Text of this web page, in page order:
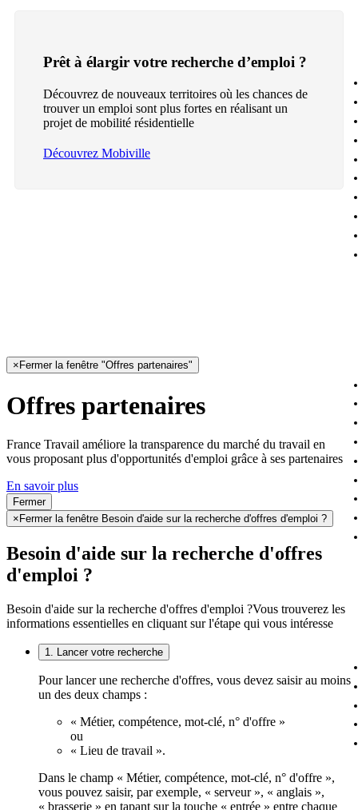
Prêt à élargir votre recherche d’emploi ?
Découvrez de nouveaux territoires où les chances de
trouver un emploi sont plus fortes en réalisant un
projet de mobilité résidentielle
Découvrez Mobiville
× Fermer la fenêtre "Offres partenaires"
Offres partenaires
France Travail améliore la transparence du marché du travail en
vous proposant plus d'opportunités d'emploi grâce à ses partenaires
En savoir plus
Fermer
× Fermer la fenêtre Besoin d'aide sur la recherche d'offres d'emploi ?
Besoin d'aide sur la recherche d'offres
d'emploi ?
Besoin d'aide sur la recherche d'offres d'emploi ?Vous trouverez les
informations essentielles en cliquant sur l'étape qui vous intéresse
1. Lancer votre recherche
Pour lancer une recherche d'offres, vous devez saisir au moins
un des deux champs :
« Métier, compétence, mot-clé, n° d'offre »
ou
« Lieu de travail ».
Dans le champ « Métier, compétence, mot-clé, n° d'offre »,
vous pouvez saisir, par exemple, « serveur », « anglais »,
« brasserie » en tapant sur la touche « entrée » entre chaque